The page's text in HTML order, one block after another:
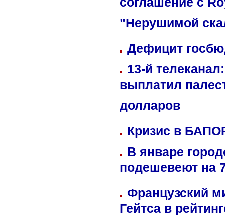
соглашение с
"Нерушимой
Дефицит
13-й
выплатил
долларов
Кризис в
В январе
подешевеют на
Французский
Гейтса в